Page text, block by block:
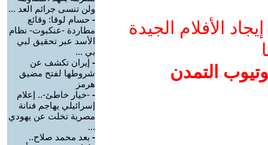
الأفلام الجيدة
التمدن
ولن تنسى جرائم العد ...
- حسام لوقا: وقائع
مطاردة -عنكبوت- نظام
الأسد عبر تحقيق لبي
بي ...
- إيران تكشف عن
شروطها لفتح مضيق
هرمز
- -خيار خاطئ-.. إعلام
إسرائيلي يهاجم فنانة
مصرية تخلت عن يهودي
...
- بعد محمد صلاح..